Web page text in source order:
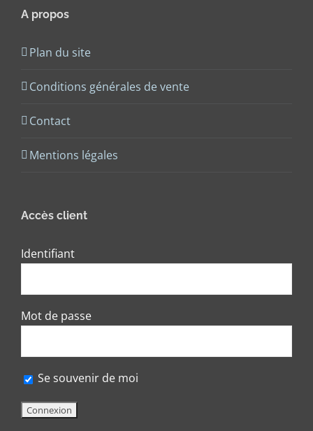
A propos
Plan du site
Conditions générales de vente
Contact
Mentions légales
Accès client
Identifiant
Mot de passe
Se souvenir de moi